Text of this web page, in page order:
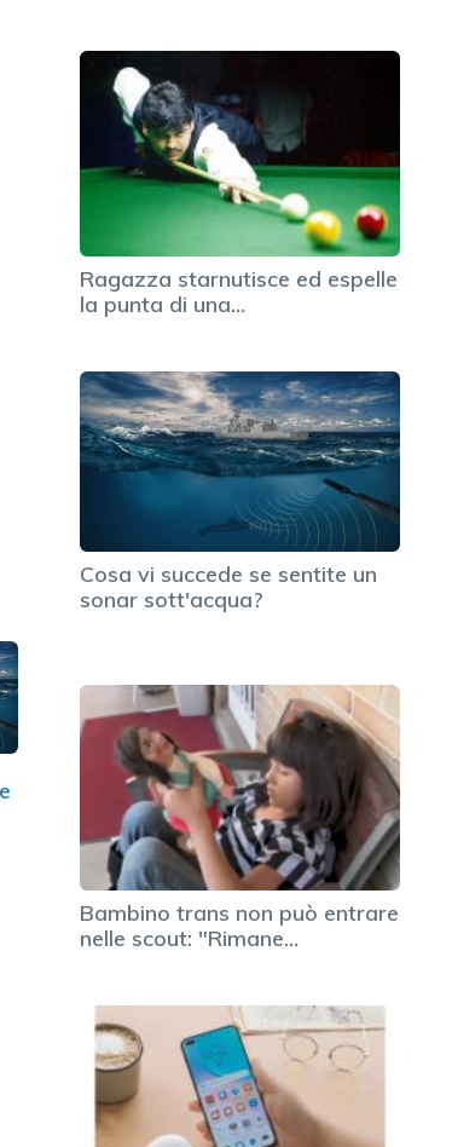
Ragazza starnutisce ed espelle
la punta di una…
Cosa vi succede se sentite un
sonar sott'acqua?
Bambino trans non può entrare
nelle scout: "Rimane…